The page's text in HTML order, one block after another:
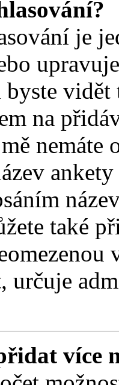
je
byste
na
také
určuje
více